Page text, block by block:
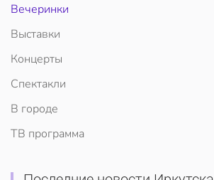
Вечеринки
Выставки
Концерты
Спектакли
В городе
ТВ программа